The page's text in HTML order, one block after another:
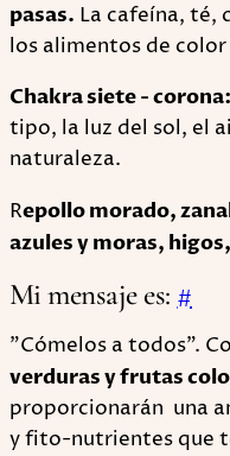
pasas. La cafeína, té,
los alimentos de
Chakra siete - corona:
tipo, la luz del sol, el
naturaleza.
Repollo morado,
azules y moras,
Mi mensaje es: #
"Cómelos a todos".
verduras y frutas
proporcionarán una
y fito-nutrientes que